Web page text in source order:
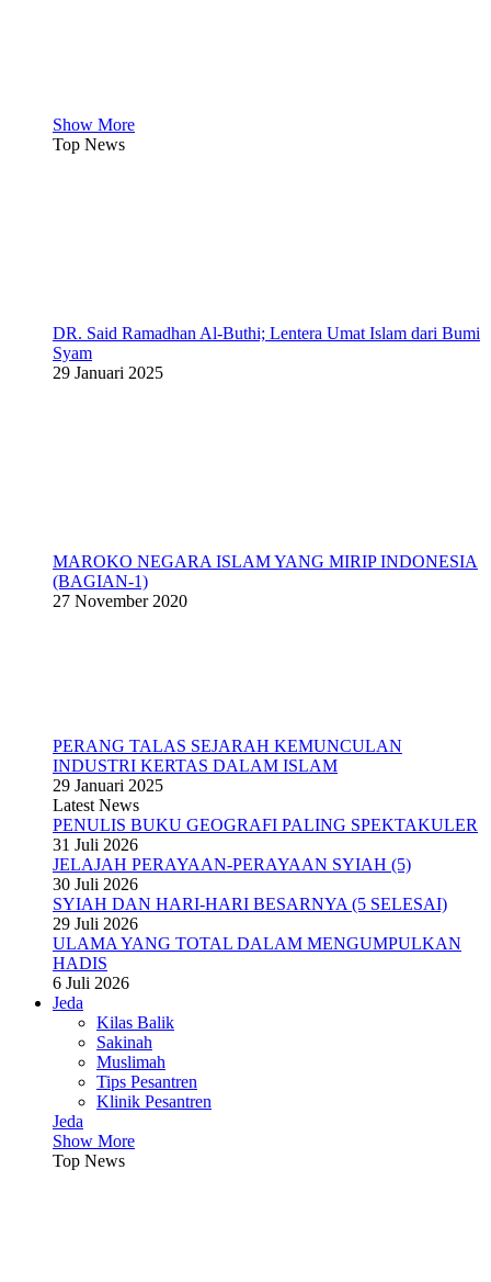
Show More
Top News
DR. Said Ramadhan Al-Buthi; Lentera Umat Islam dari Bumi
Syam
29 Januari 2025
MAROKO NEGARA ISLAM YANG MIRIP INDONESIA
(BAGIAN-1)
27 November 2020
PERANG TALAS SEJARAH KEMUNCULAN
INDUSTRI KERTAS DALAM ISLAM
29 Januari 2025
Latest News
PENULIS BUKU GEOGRAFI PALING SPEKTAKULER
31 Juli 2026
JELAJAH PERAYAAN-PERAYAAN SYIAH (5)
30 Juli 2026
SYIAH DAN HARI-HARI BESARNYA (5 SELESAI)
29 Juli 2026
ULAMA YANG TOTAL DALAM MENGUMPULKAN
HADIS
6 Juli 2026
Jeda
Kilas Balik
Sakinah
Muslimah
Tips Pesantren
Klinik Pesantren
Jeda
Show More
Top News